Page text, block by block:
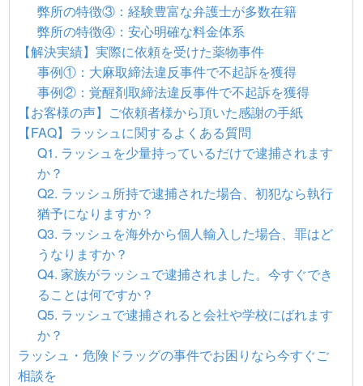
弊所の特徴③：経験豊富な弁護士が多数在籍
弊所の特徴④：安心明確な料金体系
【解決実績】実際に依頼を受けた薬物事件
事例①：大麻取締法違反事件で不起訴を獲得
事例②：覚醒剤取締法違反事件で不起訴を獲得
【お客様の声】ご依頼者様から頂いた感謝の手紙
【FAQ】ラッシュに関するよくある質問
Q1. ラッシュを少量持っているだけで逮捕されます
か？
Q2. ラッシュ所持で逮捕された場合、初犯なら執行
猶予になりますか？
Q3. ラッシュを海外から個人輸入した場合、罪はど
うなりますか？
Q4. 家族がラッシュで逮捕されました。今すぐでき
ることは何ですか？
Q5. ラッシュで逮捕されると会社や学校にばれます
か？
ラッシュ・危険ドラッグの事件でお困りなら今すぐご
相談を